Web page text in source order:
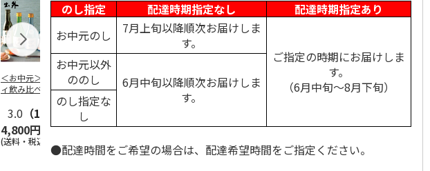
＜お中元＞バラエテ
ィ飲み比べ
3.0 （1）
4,800円
(送料・税込)
TAKANOME 火入れ
≪数量限定≫ショッ
プバッグなし
18,700円
＜お中元＞越乃雪椿
純米大吟醸 特Ａ山
田錦
3,500円
＜お中元＞獺祭 純
米大吟醸磨き二割三
8,980円
純米大吟醸と吟醸
5,650円
のし指定
配達時期指定なし
配達時期指定あり
お中元のし
7月上旬以降順次お届けしま
す。
ご指定の時期にお届けしま
す。
（6月中旬～8月下旬）
お中元以外
ののし
6月中旬以降順次お届けしま
す。
のし指定な
し
●配達時間をご希望の場合は、配達希望時間をご指定ください。